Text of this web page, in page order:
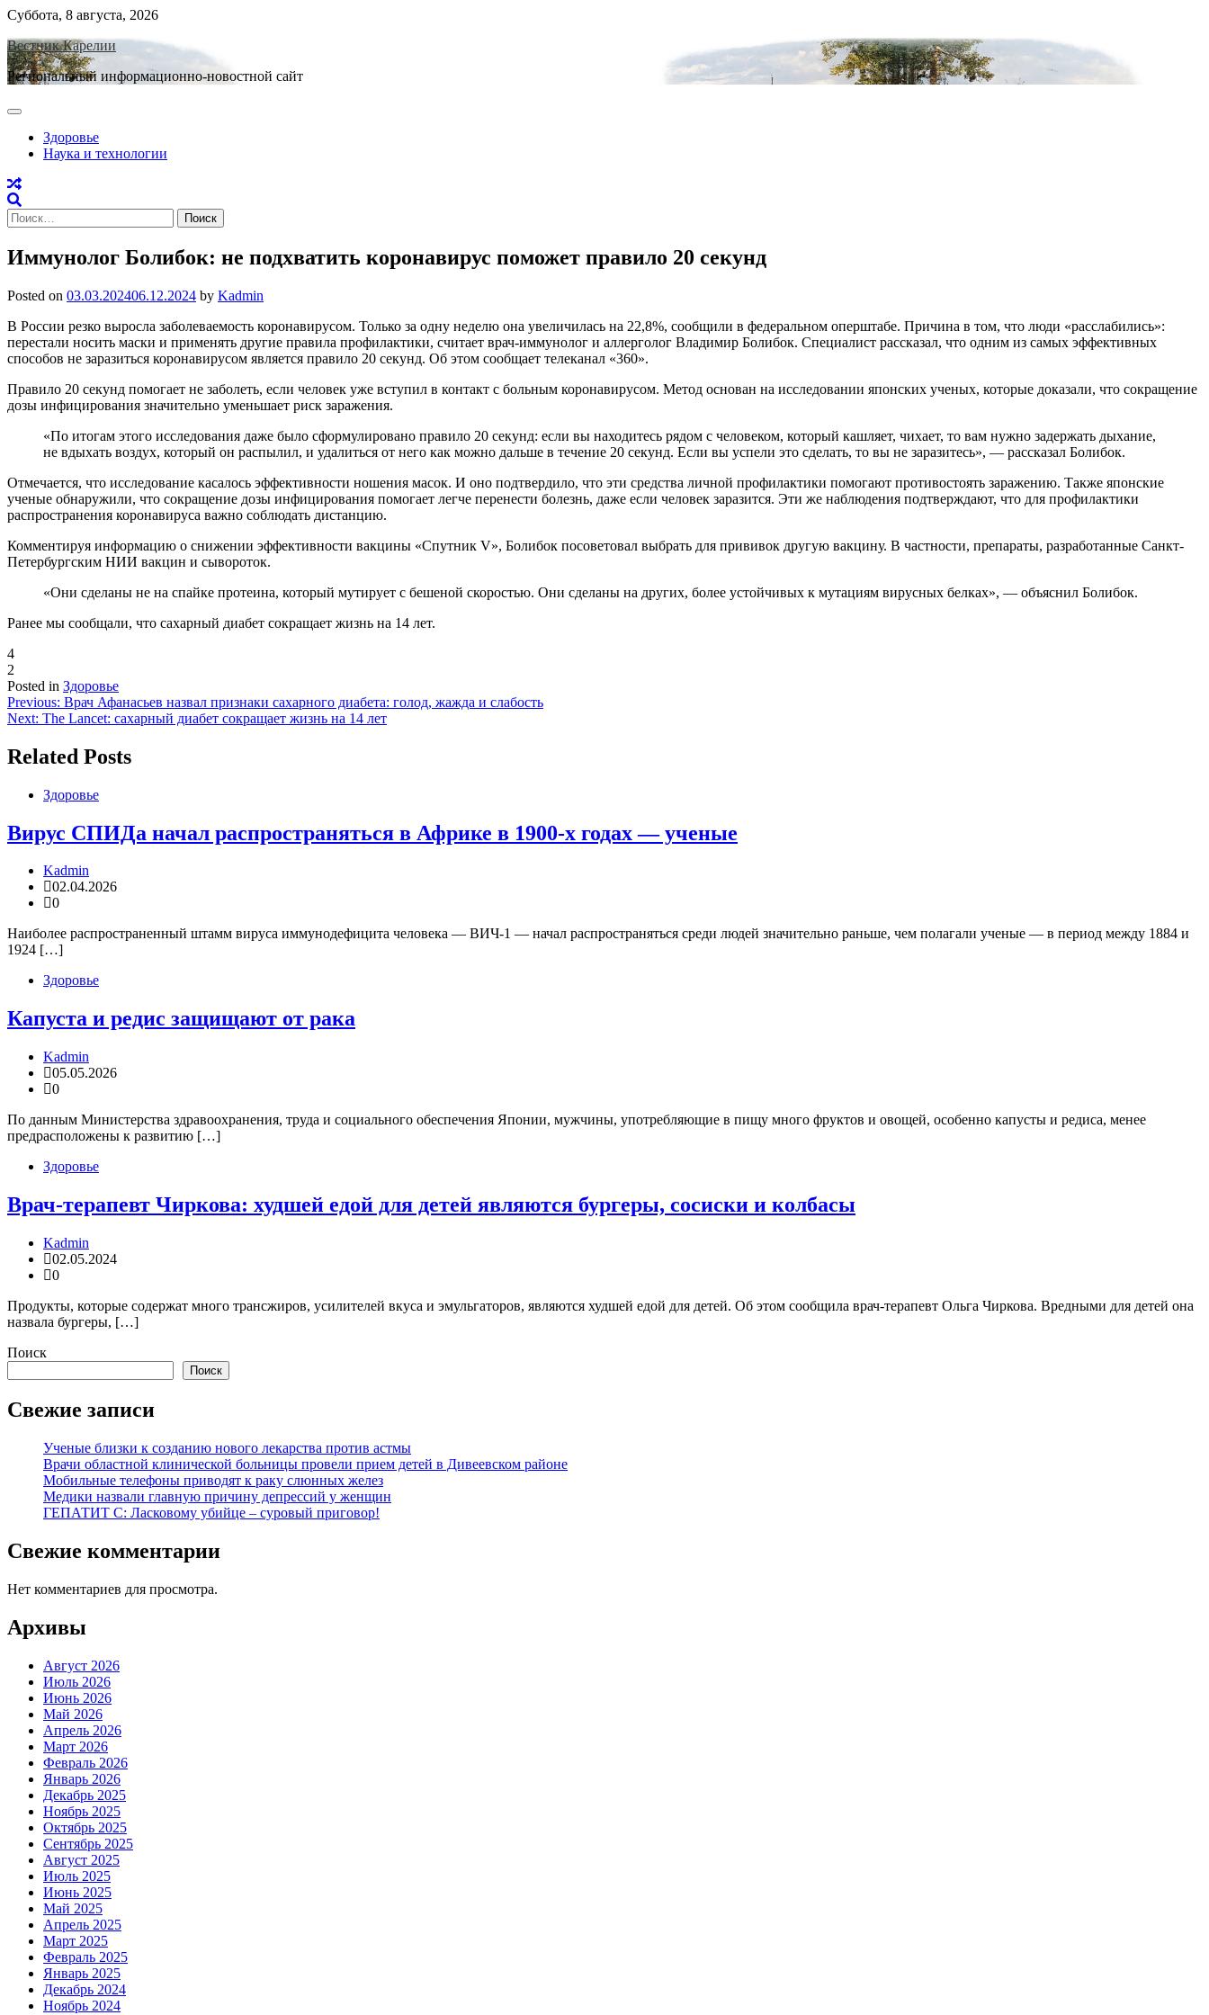
Skip
content
Суббота, 8 августа, 2026
Вестник Карелии
Региональный информационно-новостной сайт
Здоровье
Наука и технологии
Найти:
Иммунолог Болибок: не подхватить коронавирус поможет правило 20 секунд
Posted on 03.03.202406.12.2024 by Kadmin
В России резко выросла заболеваемость коронавирусом. Только за одну неделю она увеличилась на 22,8%, сообщили в федеральном оперштабе. Причина в том, что люди «расслабились»:
перестали носить маски и применять другие правила профилактики, считает врач-иммунолог и аллерголог Владимир Болибок. Специалист рассказал, что одним из самых эффективных
способов не заразиться коронавирусом является правило 20 секунд. Об этом сообщает телеканал «360».
Правило 20 секунд помогает не заболеть, если человек уже вступил в контакт с больным коронавирусом. Метод основан на исследовании японских ученых, которые доказали, что сокращение
дозы инфицирования значительно уменьшает риск заражения.
«По итогам этого исследования даже было сформулировано правило 20 секунд: если вы находитесь рядом с человеком, который кашляет, чихает, то вам нужно задержать дыхание,
не вдыхать воздух, который он распылил, и удалиться от него как можно дальше в течение 20 секунд. Если вы успели это сделать, то вы не заразитесь», — рассказал Болибок.
Отмечается, что исследование касалось эффективности ношения масок. И оно подтвердило, что эти средства личной профилактики помогают противостоять заражению. Также японские
ученые обнаружили, что сокращение дозы инфицирования помогает легче перенести болезнь, даже если человек заразится. Эти же наблюдения подтверждают, что для профилактики
распространения коронавируса важно соблюдать дистанцию.
Комментируя информацию о снижении эффективности вакцины «Спутник V», Болибок посоветовал выбрать для прививок другую вакцину. В частности, препараты, разработанные Санкт-
Петербургским НИИ вакцин и сывороток.
«Они сделаны не на спайке протеина, который мутирует с бешеной скоростью. Они сделаны на других, более устойчивых к мутациям вирусных белках», — объяснил Болибок.
Ранее мы сообщали, что сахарный диабет сокращает жизнь на 14 лет.
4
2
Posted in Здоровье
Навигация
по
записям
Previous: Врач Афанасьев назвал признаки сахарного диабета: голод, жажда и слабость
Next: The Lancet: сахарный диабет сокращает жизнь на 14 лет
Related Posts
Здоровье
Вирус СПИДа начал распространяться в Африке в 1900-х годах — ученые
Kadmin
02.04.2026
0
Наиболее распространенный штамм вируса иммунодефицита человека — ВИЧ-1 — начал распространяться среди людей значительно раньше, чем полагали ученые — в период между 1884 и
1924 […]
Здоровье
Капуста и редис защищают от рака
Kadmin
05.05.2026
0
По данным Министерства здравоохранения, труда и социального обеспечения Японии, мужчины, употребляющие в пищу много фруктов и овощей, особенно капусты и редиса, менее
предрасположены к развитию […]
Здоровье
Врач-терапевт Чиркова: худшей едой для детей являются бургеры, сосиски и колбасы
Kadmin
02.05.2024
0
Продукты, которые содержат много трансжиров, усилителей вкуса и эмульгаторов, являются худшей едой для детей. Об этом сообщила врач-терапевт Ольга Чиркова. Вредными для детей она
назвала бургеры, […]
Поиск
Поиск
Свежие записи
Ученые близки к созданию нового лекарства против астмы
Врачи областной клинической больницы провели прием детей в Дивеевском районе
Мобильные телефоны приводят к раку слюнных желез
Медики назвали главную причину депрессий у женщин
ГЕПАТИТ С: Ласковому убийце – суровый приговор!
Свежие комментарии
Нет комментариев для просмотра.
Архивы
Август 2026
Июль 2026
Июнь 2026
Май 2026
Апрель 2026
Март 2026
Февраль 2026
Январь 2026
Декабрь 2025
Ноябрь 2025
Октябрь 2025
Сентябрь 2025
Август 2025
Июль 2025
Июнь 2025
Май 2025
Апрель 2025
Март 2025
Февраль 2025
Январь 2025
Декабрь 2024
Ноябрь 2024